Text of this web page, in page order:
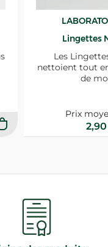
Lingettes
Les
nettoient tout
de
Prix